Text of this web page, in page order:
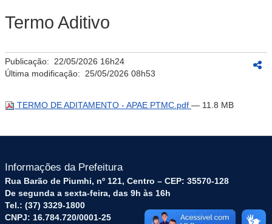
Termo Aditivo
Publicação: 22/05/2026 16h24
Última modificação: 25/05/2026 08h53
TERMO DE ADITAMENTO - APAE PTMC.pdf — 11.8 MB
Informações da Prefeitura
Rua Barão de Piumhi, nº 121, Centro – CEP: 35570-128
De segunda a sexta-feira, das 9h às 16h
Tel.: (37) 3329-1800
CNPJ: 16.784.720/0001-25